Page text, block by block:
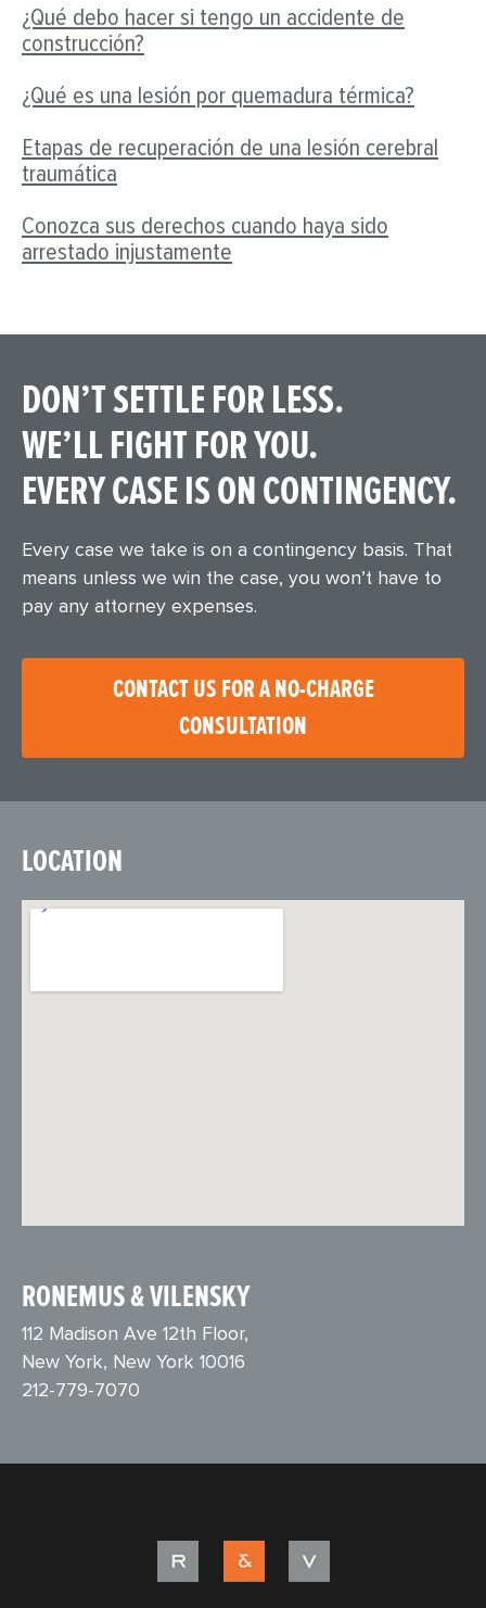
¿Qué debo hacer si tengo un accidente de
construcción?
¿Qué es una lesión por quemadura térmica?
Etapas de recuperación de una lesión cerebral
traumática
Conozca sus derechos cuando haya sido
arrestado injustamente
DON’T SETTLE FOR LESS.
WE’LL FIGHT FOR YOU.
EVERY CASE IS ON CONTINGENCY.
Every case we take is on a contingency basis. That
means unless we win the case, you won’t have to
pay any attorney expenses.
CONTACT US FOR A NO-CHARGE
CONSULTATION
LOCATION
RONEMUS & VILENSKY
112 Madison Ave 12th Floor,
New York, New York 10016
212-779-7070